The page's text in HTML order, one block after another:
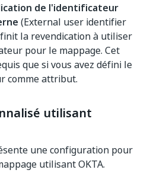
de l'identificateur
(External user identifier
la revendication à utiliser
pour le mappage. Cet
que si vous avez défini le
comme attribut.
utilisant
une configuration pour
utilisant OKTA.